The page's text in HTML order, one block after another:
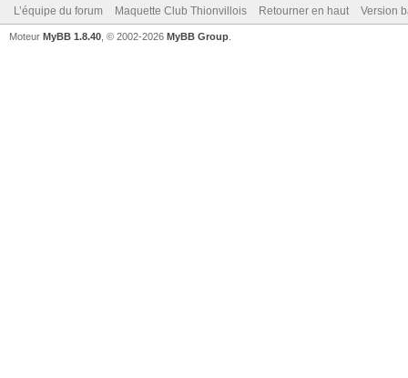
L’équipe du forum Maquette Club Thionvillois Retourner en haut Version
Moteur MyBB 1.8.40 , © 2002-2026 MyBB Group